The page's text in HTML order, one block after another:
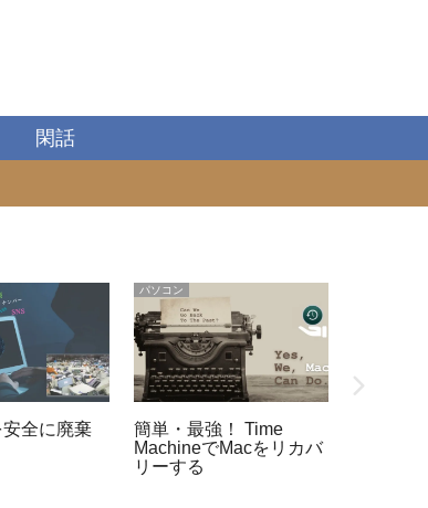
閑話
全に廃棄
パソコン
簡単・最強！ Time
MachineでMacをリカバ
リーする